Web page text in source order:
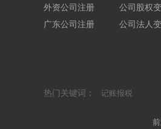
外资公司注册
广东公司注册
公司股权
公司法人
热门关键词： 记账报税